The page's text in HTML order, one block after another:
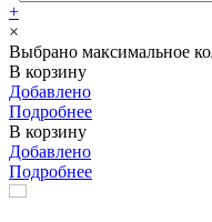
+
×
Выбрано максимальное
В корзину
Добавлено
Подробнее
В корзину
Добавлено
Подробнее